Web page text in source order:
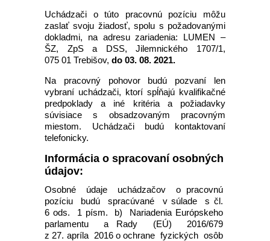
Uchádzači o túto pracovnú pozíciu môžu
zaslať svoju žiadosť, spolu s požadovanými
dokladmi, na adresu zariadenia: LUMEN –
ŠZ, ZpS a DSS, Jilemnického 1707/1,
075 01 Trebišov, do 03. 08. 2021.
Na pracovný pohovor budú pozvaní len
vybraní uchádzači, ktorí spĺňajú kvalifikačné
predpoklady a iné kritéria a požiadavky
súvisiace s obsadzovaným pracovným
miestom. Uchádzači budú kontaktovaní
telefonicky.
Informácia o spracovaní osobných
údajov:
Osobné údaje uchádzačov o pracovnú
pozíciu budú spracúvané v súlade s čl.
6 ods. 1 písm. b) Nariadenia Európskeho
parlamentu a Rady (EÚ) 2016/679
z 27. apríla 2016 o ochrane fyzických osôb